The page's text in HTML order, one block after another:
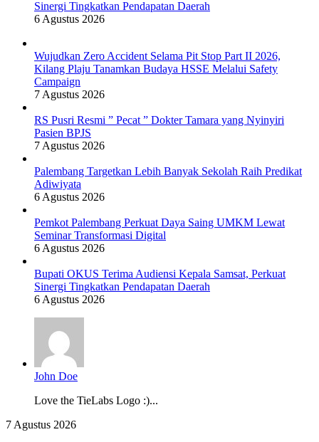
Sinergi Tingkatkan Pendapatan Daerah
6 Agustus 2026
Wujudkan Zero Accident Selama Pit Stop Part II 2026,
Kilang Plaju Tanamkan Budaya HSSE Melalui Safety
Campaign
7 Agustus 2026
RS Pusri Resmi ” Pecat ” Dokter Tamara yang Nyinyiri
Pasien BPJS
7 Agustus 2026
Palembang Targetkan Lebih Banyak Sekolah Raih Predikat
Adiwiyata
6 Agustus 2026
Pemkot Palembang Perkuat Daya Saing UMKM Lewat
Seminar Transformasi Digital
6 Agustus 2026
Bupati OKUS Terima Audiensi Kepala Samsat, Perkuat
Sinergi Tingkatkan Pendapatan Daerah
6 Agustus 2026
John Doe
Love the TieLabs Logo :)...
Wujudkan
7 Agustus 2026